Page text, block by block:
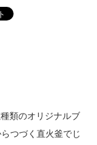
類のオリジナルブ
つづく直火釜でじ